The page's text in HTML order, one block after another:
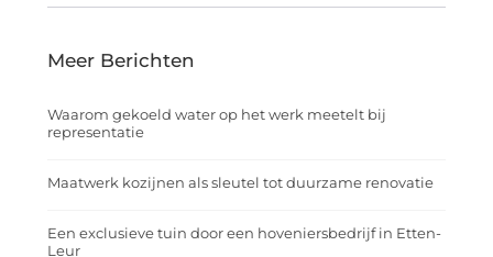
Meer Berichten
Waarom gekoeld water op het werk meetelt bij
representatie
Maatwerk kozijnen als sleutel tot duurzame renovatie
Een exclusieve tuin door een hoveniersbedrijf in Etten-
Leur